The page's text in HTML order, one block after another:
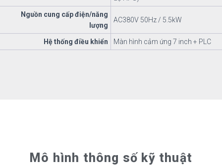
Nguồn cung cấp điện/năng
lượng
AC380V 50Hz / 5.5kW
Hệ thống điều khiển Màn hình cảm ứng 7 inch + PLC
Mô hình thông số kỹ thuật